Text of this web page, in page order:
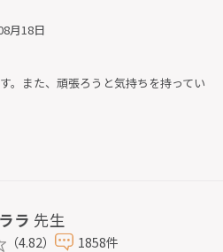
月18日
。また、頑張ろうと気持ちを持ってい
ラ 先生
（4.82） 1858件